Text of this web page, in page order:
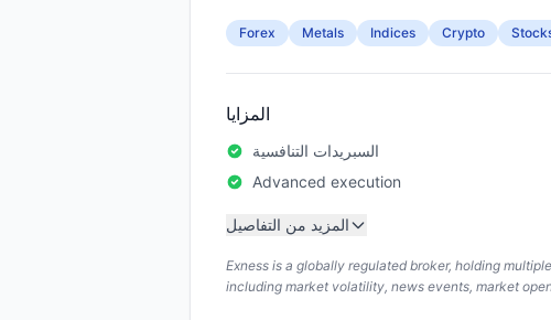
Forex Metals Indices Crypto
المزايا
السبريدات التنافسية
Advanced execution
المزيد من التفاصيل
Exness is a globally regulated broker, holding
including market volatility, news events, market